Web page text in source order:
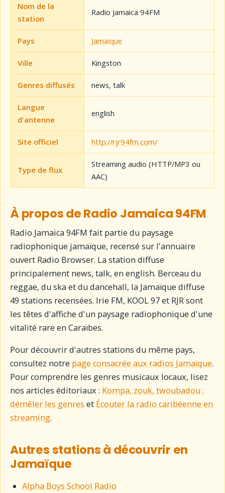
Nom de la
station
Radio Jamaica 94FM
Pays Jamaïque
Ville Kingston
Genres diffusés news, talk
Langue
d'antenne
english
Site officiel http://rjr94fm.com/
Type de flux
Streaming audio (HTTP/MP3 ou
AAC)
À propos de Radio Jamaica 94FM
Radio Jamaica 94FM fait partie du paysage
radiophonique jamaïque, recensé sur l'annuaire
ouvert Radio Browser. La station diffuse
principalement news, talk, en english. Berceau du
reggae, du ska et du dancehall, la Jamaïque diffuse
49 stations recensées. Irie FM, KOOL 97 et RJR sont
les têtes d'affiche d'un paysage radiophonique d'une
vitalité rare en Caraïbes.
Pour découvrir d'autres stations du même pays,
consultez notre page consacrée aux radios Jamaïque.
Pour comprendre les genres musicaux locaux, lisez
nos articles éditoriaux : Kompa, zouk, twoubadou :
démêler les genres et Écouter la radio caribéenne en
streaming.
Autres stations à découvrir en
Jamaïque
Alpha Boys School Radio